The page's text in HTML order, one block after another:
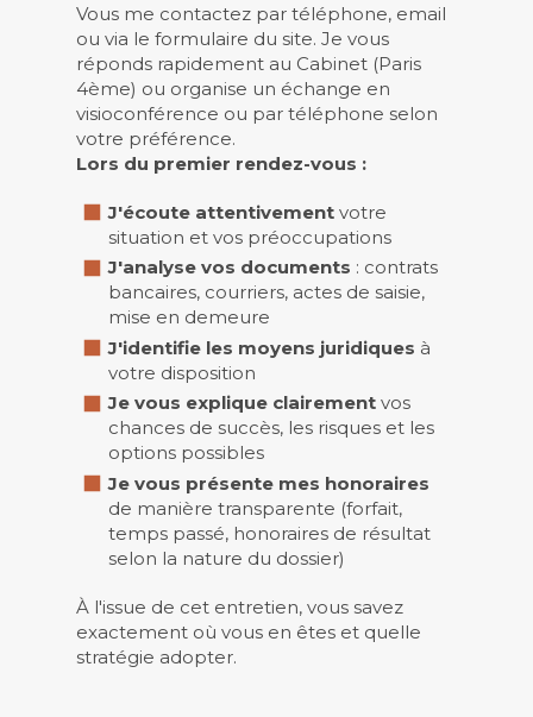
Vous me contactez par téléphone, email
ou via le formulaire du site. Je vous
réponds rapidement au Cabinet (Paris
4ème) ou organise un échange en
visioconférence ou par téléphone selon
votre préférence.
Lors du premier rendez-vous :
J'écoute attentivement votre
situation et vos préoccupations
J'analyse vos documents : contrats
bancaires, courriers, actes de saisie,
mise en demeure
J'identifie les moyens juridiques à
votre disposition
Je vous explique clairement vos
chances de succès, les risques et les
options possibles
Je vous présente mes honoraires
de manière transparente (forfait,
temps passé, honoraires de résultat
selon la nature du dossier)
À l'issue de cet entretien, vous savez
exactement où vous en êtes et quelle
stratégie adopter.